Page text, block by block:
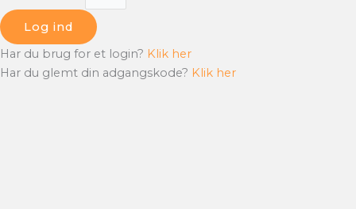
Log ind
Har du brug for et login? Klik her
Har du glemt din adgangskode? Klik her